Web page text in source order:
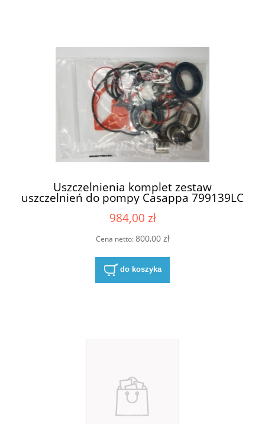
Uszczelnienia komplet zestaw
uszczelnień do pompy Casappa 799139LC
6909807 05258Z (69224990 , 6924989 ,
6924988)
984,00 zł
Cena netto:800,00 zł
do koszyka